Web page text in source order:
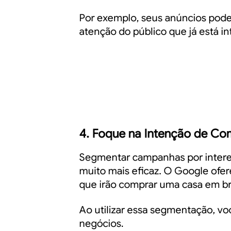
Por exemplo, seus anúncios
atenção do público que já está
4. Foque na Intenção de
Segmentar campanhas por
muito mais eficaz. O Google
que irão comprar uma casa em
Ao utilizar essa segmentação,
negócios.